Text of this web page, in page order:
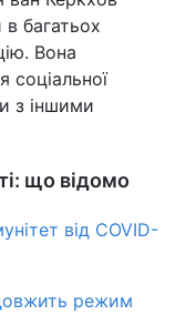
багатьох
Вона
соціальної
з іншими
що відомо
від COVID-
режим